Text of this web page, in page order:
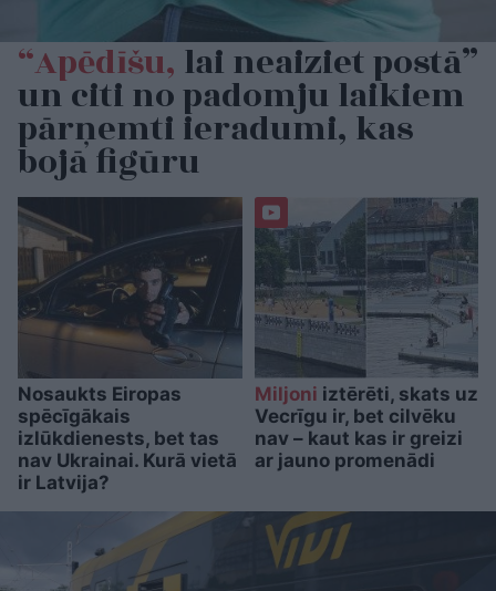
“Apēdīšu, lai neaiziet postā”
un citi no padomju laikiem
pārņemti ieradumi, kas
bojā figūru
Nosaukts Eiropas
spēcīgākais
izlūkdienests, bet tas
nav Ukrainai. Kurā vietā
ir Latvija?
Miljoni iztērēti, skats uz
Vecrīgu ir, bet cilvēku
nav – kaut kas ir greizi
ar jauno promenādi